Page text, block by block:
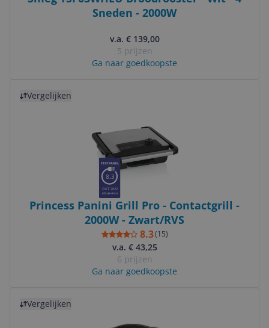
Sneden - 2000W
v.a. € 139,00
5 prijzen
Ga naar goedkoopste
Vergelijken
8.3
OKT 2022
Princess Panini Grill Pro - Contactgrill -
2000W - Zwart/RVS
8.3(15)
v.a. € 43,25
6 prijzen
Ga naar goedkoopste
Vergelijken